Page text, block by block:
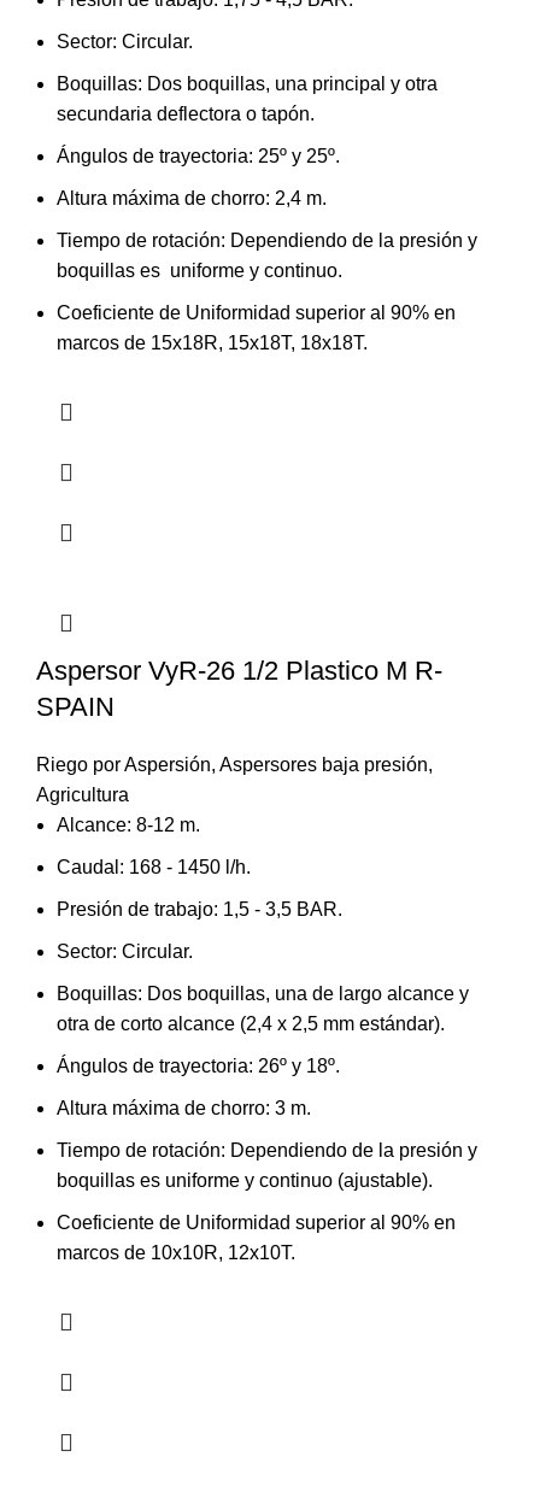
Sector: Circular.
Boquillas: Dos boquillas, una principal y otra
secundaria deflectora o tapón.
Ángulos de trayectoria: 25º y 25º.
Altura máxima de chorro: 2,4 m.
Tiempo de rotación: Dependiendo de la presión y
boquillas es uniforme y continuo.
Coeficiente de Uniformidad superior al 90% en
marcos de 15x18R, 15x18T, 18x18T.
Aspersor VyR-26 1/2 Plastico M R-
SPAIN
Riego por Aspersión, Aspersores baja presión,
Agricultura
Alcance: 8-12 m.
Caudal: 168 - 1450 l/h.
Presión de trabajo: 1,5 - 3,5 BAR.
Sector: Circular.
Boquillas: Dos boquillas, una de largo alcance y
otra de corto alcance (2,4 x 2,5 mm estándar).
Ángulos de trayectoria: 26º y 18º.
Altura máxima de chorro: 3 m.
Tiempo de rotación: Dependiendo de la presión y
boquillas es uniforme y continuo (ajustable).
Coeficiente de Uniformidad superior al 90% en
marcos de 10x10R, 12x10T.